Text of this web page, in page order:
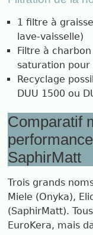
1 filtre à
lave-vaisselle)
Filtre à
saturation
Recyclage
DUU 1500 ou
Comparatif
SaphirMatt
Trois grands
Miele (Onyka),
(SaphirMatt).
EuroKera, mais